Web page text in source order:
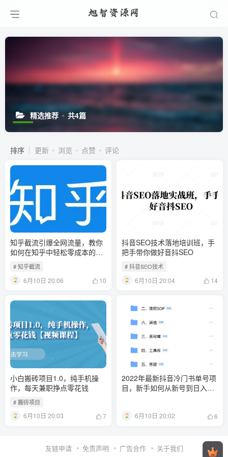
精选推荐 共4篇
排序 更新 浏览 点赞 评论
知乎截流引爆全网流量，教你
如何在知乎中轻松零成本的引
流赚钱【视频课程】
# 知乎截流
6月10日 20:06 10
抖音SEO技术落地培训班，手‬
把手带你做好音抖‬‬SEO
# 抖音SEO技术
6月10日 20:04 14
小白搬砖项目1.0，纯手机操
作，每天兼职挣点零花钱
# 搬砖项目
6月10日 20:03 7
2022年最新抖音冷门书单号项
目，新手如何从新号到日入
6月10日 20:02 6
友链申请 免责声明 广告合作 关于我们